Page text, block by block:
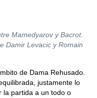
Mamedyarov y Bacrot.
Damir Levacic y Romain
de Dama Rehusado.
justamente lo
la partida a un todo o